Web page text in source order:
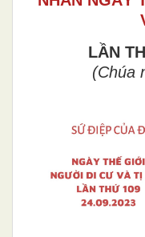
LẦN
(Chúa